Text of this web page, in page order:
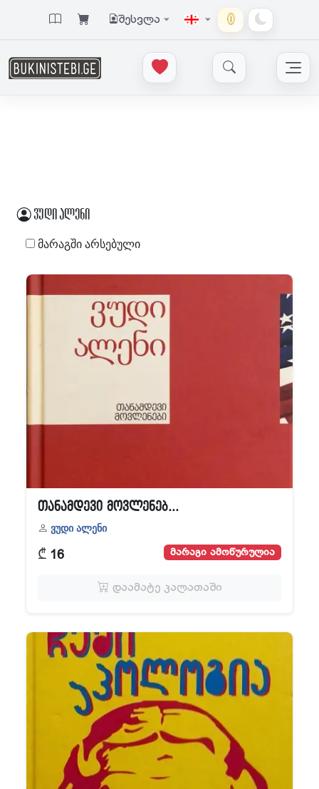
შესვლა
ვუდი ალენი
მარაგში არსებული
თანამდევი მოვლენებ...
ვუდი ალენი
₾ 16 მარაგი ამოწურულია
დაამატე კალათაში